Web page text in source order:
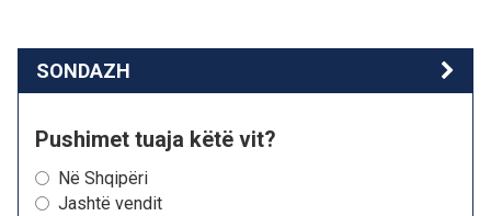
SONDAZH
Pushimet tuaja këtë vit?
Në Shqipëri
Jashtë vendit